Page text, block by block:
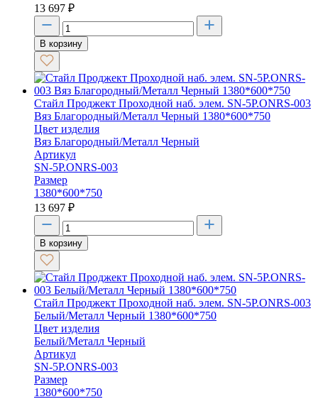
13 697 ₽
В корзину
Стайл Проджект Проходной наб. элем. SN-5P.ONRS-003
Вяз Благородный/Металл Черный 1380*600*750
Цвет изделия
Вяз Благородный/Металл Черный
Артикул
SN-5P.ONRS-003
Размер
1380*600*750
13 697 ₽
В корзину
Стайл Проджект Проходной наб. элем. SN-5P.ONRS-003
Белый/Металл Черный 1380*600*750
Цвет изделия
Белый/Металл Черный
Артикул
SN-5P.ONRS-003
Размер
1380*600*750